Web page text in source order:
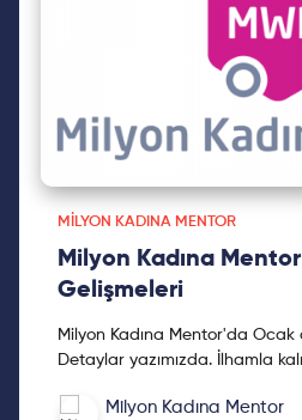
MILYON KADINA MENTOR
Milyon Kadına
Gelişmeleri
Milyon Kadına Mentor'da Ocak
Detaylar yazımızda. İlhamla
Milyon Kadına Mentor